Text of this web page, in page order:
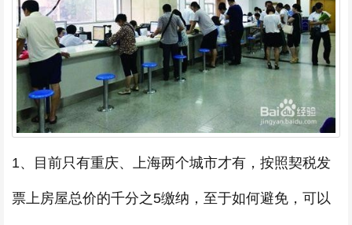
1、目前只有重庆、上海两个城市才有，按照契税发
票上房屋总价的千分之5缴纳，至于如何避免，可以